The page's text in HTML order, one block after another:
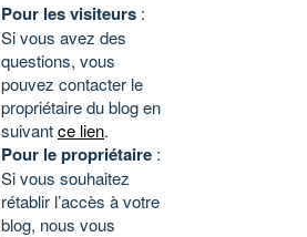
Pour les visiteurs :
Si vous avez des
questions, vous
pouvez contacter le
propriétaire du blog en
suivantce lien.
Pour le propriétaire :
Si vous souhaitez
rétablir l’accès à votre
blog, nous vous